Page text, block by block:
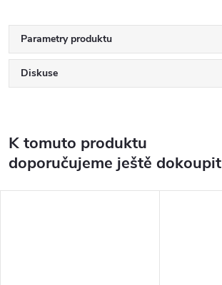
Parametry produktu
Diskuse
K tomuto produktu
doporučujeme ještě dokoupit